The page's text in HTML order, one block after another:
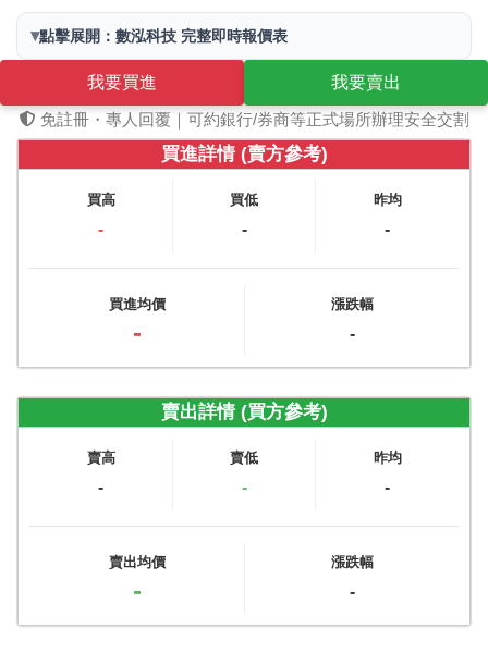
▾點擊展開：數泓科技 完整即時報價表
我要買進
我要賣出
免註冊・專人回覆｜可約銀行/券商等正式場所辦理安全交割
買進詳情 (賣方參考)
買高
-
買低
-
昨均
-
買進均價
-
漲跌幅
-
賣出詳情 (買方參考)
賣高
-
賣低
-
昨均
-
賣出均價
-
漲跌幅
-